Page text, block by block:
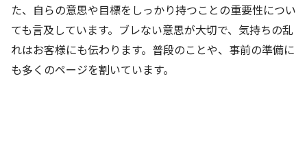
た、自らの意思や目標をしっかり持つことの重要性につい
ても言及しています。ブレない意思が大切で、気持ちの乱
れはお客様にも伝わります。普段のことや、事前の準備に
も多くのページを割いています。